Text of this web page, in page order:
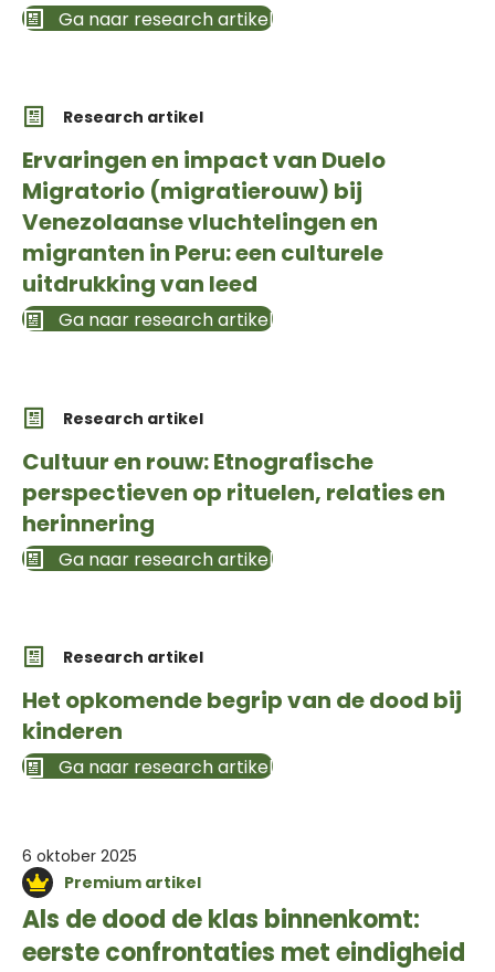
Ga naar research artikel
Research artikel
Ervaringen en impact van Duelo
Migratorio (migratierouw) bij
Venezolaanse vluchtelingen en
migranten in Peru: een culturele
uitdrukking van leed
Ga naar research artikel
Research artikel
Cultuur en rouw: Etnografische
perspectieven op rituelen, relaties en
herinnering
Ga naar research artikel
Research artikel
Het opkomende begrip van de dood bij
kinderen
Ga naar research artikel
6 oktober 2025
Premium artikel
Als de dood de klas binnenkomt:
eerste confrontaties met eindigheid